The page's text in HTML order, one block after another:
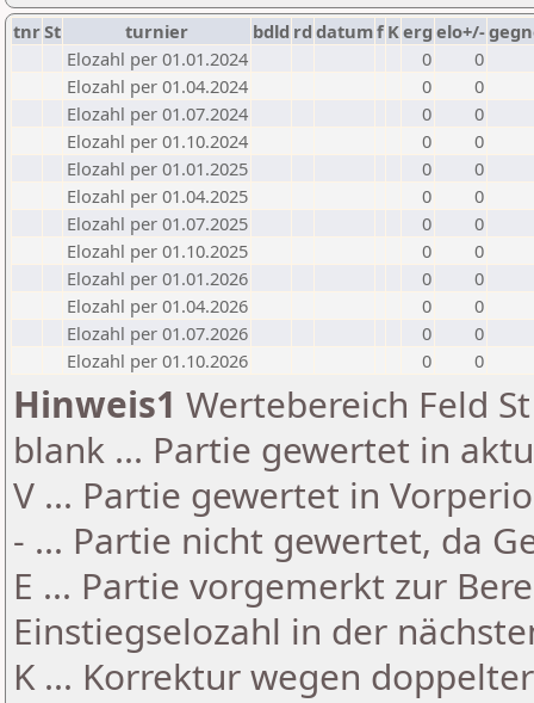
tnrSt turnier bdld rd datumf Kerg elo+/-
Elozahl per 01.01.2024
0
0
Elozahl per 01.04.2024
0
0
Elozahl per 01.07.2024
0
0
Elozahl per 01.10.2024
0
0
Elozahl per 01.01.2025
0
0
Elozahl per 01.04.2025
0
0
Elozahl per 01.07.2025
0
0
Elozahl per 01.10.2025
0
0
Elozahl per 01.01.2026
0
0
Elozahl per 01.04.2026
0
0
Elozahl per 01.07.2026
0
0
Elozahl per 01.10.2026
0 0
Hinweis1 Wertebereich Feld
blank ... Partie gewertet in
V ... Partie gewertet in
- ... Partie nicht gewertet, da
E ... Partie vorgemerkt zur
Einstiegselozahl in der
K ... Korrektur wegen